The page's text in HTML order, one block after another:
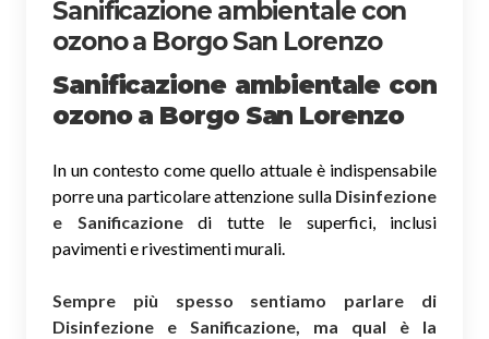
Sanificazione ambientale con
ozono a Borgo San Lorenzo
Sanificazione ambientale con
ozonoa Borgo San Lorenzo
In un contesto come quello attuale è indispensabile
porre una particolare attenzione sulla Disinfezione
e Sanificazionedi tutte le superfici, inclusi
pavimenti e rivestimenti murali.
Sempre più spesso sentiamo parlare di
Disinfezione e Sanificazione, ma qual è la